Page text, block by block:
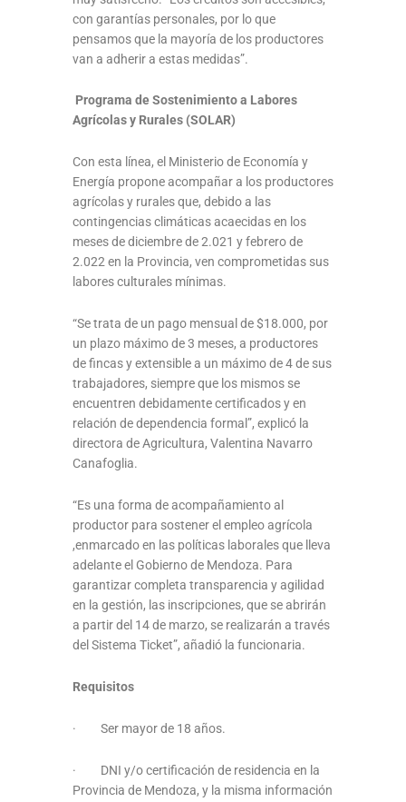
con garantías personales, por lo que
pensamos que la mayoría de los productores
van a adherir a estas medidas”.
Programa de Sostenimiento a Labores
Agrícolas y Rurales (SOLAR)
Con esta línea, el Ministerio de Economía y
Energía propone acompañar a los productores
agrícolas y rurales que, debido a las
contingencias climáticas acaecidas en los
meses de diciembre de 2.021 y febrero de
2.022 en la Provincia, ven comprometidas sus
labores culturales mínimas.
“Se trata de un pago mensual de $18.000, por
un plazo máximo de 3 meses, a productores
de fincas y extensible a un máximo de 4 de sus
trabajadores, siempre que los mismos se
encuentren debidamente certificados y en
relación de dependencia formal”, explicó la
directora de Agricultura, Valentina Navarro
Canafoglia.
“Es una forma de acompañamiento al
productor para sostener el empleo agrícola
,enmarcado en las políticas laborales que lleva
adelante el Gobierno de Mendoza. Para
garantizar completa transparencia y agilidad
en la gestión, las inscripciones, que se abrirán
a partir del 14 de marzo, se realizarán a través
del Sistema Ticket”, añadió la funcionaria.
Requisitos
· Ser mayor de 18 años.
· DNI y/o certificación de residencia en la
Provincia de Mendoza, y la misma información